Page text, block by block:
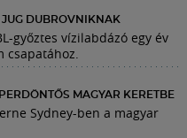
DUBROVNIKNAK
győztes vízilabdázó egy év
csapatához.
MAGYAR KERETBE
Sydney-ben a magyar